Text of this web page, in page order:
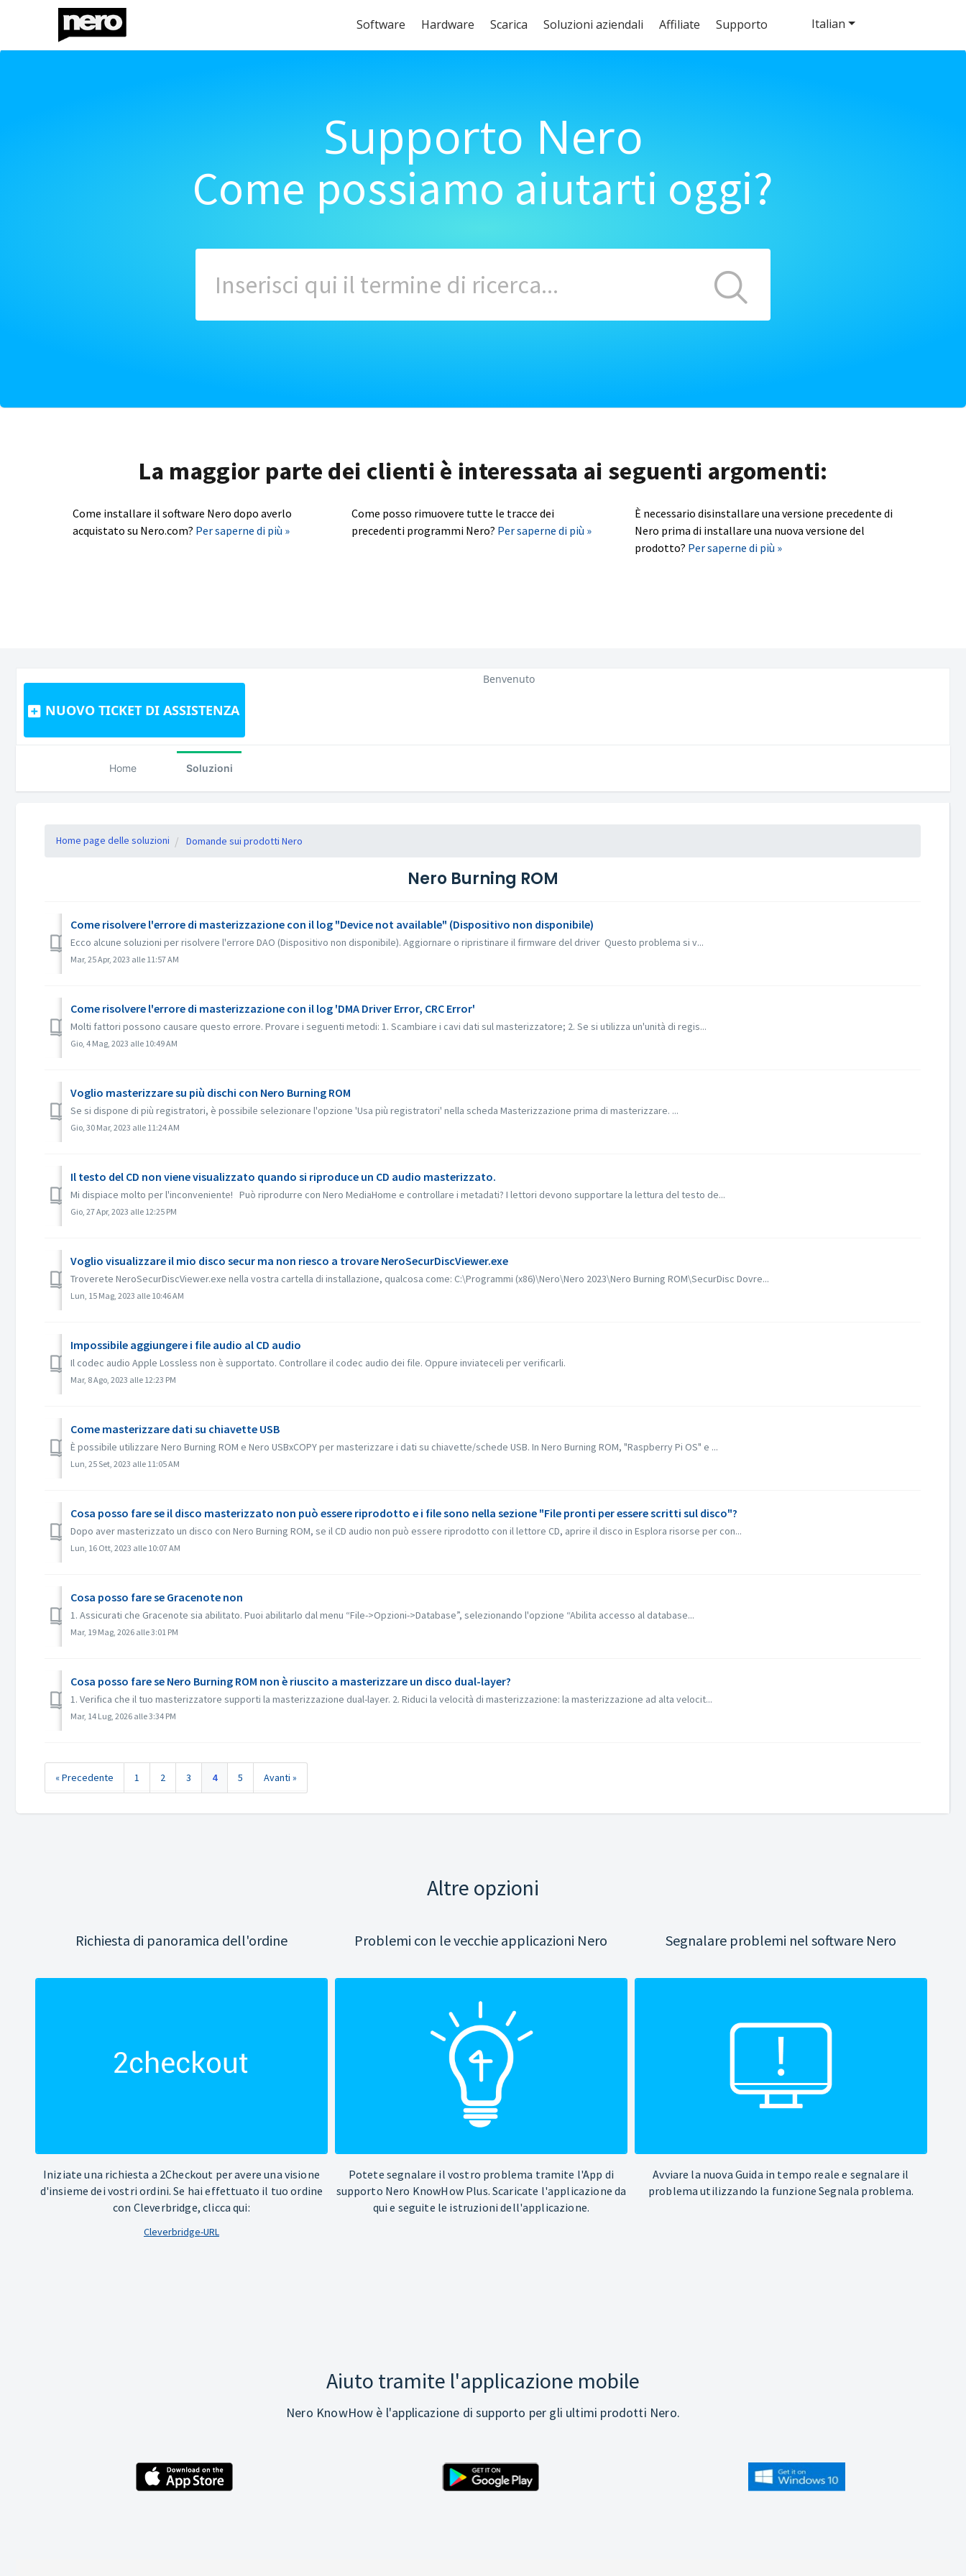
Software Hardware Scarica Soluzioni aziendali Affiliate Supporto
Supporto Nero
Come possiamo aiutarti oggi?
La maggior parte dei clienti è interessata ai seguenti argomenti:
Come installare il software Nero dopo averlo
acquistato su Nero.com? Per saperne di più »
Come posso rimuovere tutte le tracce dei
precedenti programmi Nero? Per saperne di più »
È necessario disinstallare una versione precedente di
Nero prima di installare una nuova versione del
prodotto? Per saperne di più »
NUOVO TICKET DI ASSISTENZA
Italian
Benvenuto
Home Soluzioni
Home page delle soluzioni Domande sui prodotti Nero
Nero Burning ROM
Come risolvere l'errore di masterizzazione con il log "Device not available" (Dispositivo non disponibile)
Ecco alcune soluzioni per risolvere l'errore DAO (Dispositivo non disponibile). Aggiornare o ripristinare il firmware del driver Questo problema si v...
Mar, 25 Apr, 2023 alle 11:57 AM
Come risolvere l'errore di masterizzazione con il log 'DMA Driver Error, CRC Error'
Molti fattori possono causare questo errore. Provare i seguenti metodi: 1. Scambiare i cavi dati sul masterizzatore; 2. Se si utilizza un'unità di regis...
Gio, 4 Mag, 2023 alle 10:49 AM
Voglio masterizzare su più dischi con Nero Burning ROM
Se si dispone di più registratori, è possibile selezionare l'opzione 'Usa più registratori' nella scheda Masterizzazione prima di masterizzare. ...
Gio, 30 Mar, 2023 alle 11:24 AM
Il testo del CD non viene visualizzato quando si riproduce un CD audio masterizzato.
Mi dispiace molto per l'inconveniente! Può riprodurre con Nero MediaHome e controllare i metadati? I lettori devono supportare la lettura del testo de...
Gio, 27 Apr, 2023 alle 12:25 PM
Voglio visualizzare il mio disco secur ma non riesco a trovare NeroSecurDiscViewer.exe
Troverete NeroSecurDiscViewer.exe nella vostra cartella di installazione, qualcosa come: C:\Programmi (x86)\Nero\Nero 2023\Nero Burning ROM\SecurDisc Dovre...
Lun, 15 Mag, 2023 alle 10:46 AM
Impossibile aggiungere i file audio al CD audio
Il codec audio Apple Lossless non è supportato. Controllare il codec audio dei file. Oppure inviateceli per verificarli.
Mar, 8 Ago, 2023 alle 12:23 PM
Come masterizzare dati su chiavette USB
È possibile utilizzare Nero Burning ROM e Nero USBxCOPY per masterizzare i dati su chiavette/schede USB. In Nero Burning ROM, "Raspberry Pi OS" e ...
Lun, 25 Set, 2023 alle 11:05 AM
Cosa posso fare se il disco masterizzato non può essere riprodotto e i file sono nella sezione "File pronti per essere scritti sul disco"?
Dopo aver masterizzato un disco con Nero Burning ROM, se il CD audio non può essere riprodotto con il lettore CD, aprire il disco in Esplora risorse per con...
Lun, 16 Ott, 2023 alle 10:07 AM
Cosa posso fare se Gracenote non
1. Assicurati che Gracenote sia abilitato. Puoi abilitarlo dal menu “File->Opzioni->Database”, selezionando l'opzione “Abilita accesso al database...
Mar, 19 Mag, 2026 alle 3:01 PM
Cosa posso fare se Nero Burning ROM non è riuscito a masterizzare un disco dual-layer?
1. Verifica che il tuo masterizzatore supporti la masterizzazione dual-layer. 2. Riduci la velocità di masterizzazione: la masterizzazione ad alta velocit...
Mar, 14 Lug, 2026 alle 3:34 PM
« Precedente 1 2 3 4 5 Avanti »
Altre opzioni
Richiesta di panoramica dell'ordine
Iniziate una richiesta a 2Checkout per avere una visione
d'insieme dei vostri ordini. Se hai effettuato il tuo ordine
con Cleverbridge, clicca qui:
Cleverbridge-URL
Problemi con le vecchie applicazioni Nero
Potete segnalare il vostro problema tramite l'App di
supporto Nero KnowHow Plus. Scaricate l'applicazione da
qui e seguite le istruzioni dell'applicazione.
Segnalare problemi nel software Nero
Avviare la nuova Guida in tempo reale e segnalare il
problema utilizzando la funzione Segnala problema.
Aiuto tramite l'applicazione mobile
Nero KnowHow è l'applicazione di supporto per gli ultimi prodotti Nero.